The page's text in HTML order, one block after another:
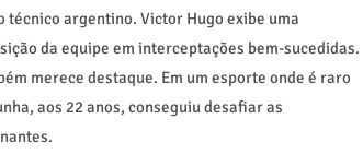
técnico argentino. Victor Hugo exibe uma
da equipe em interceptações bem-sucedidas.
merece destaque. Em um esporte onde é raro
aos 22 anos, conseguiu desafiar as